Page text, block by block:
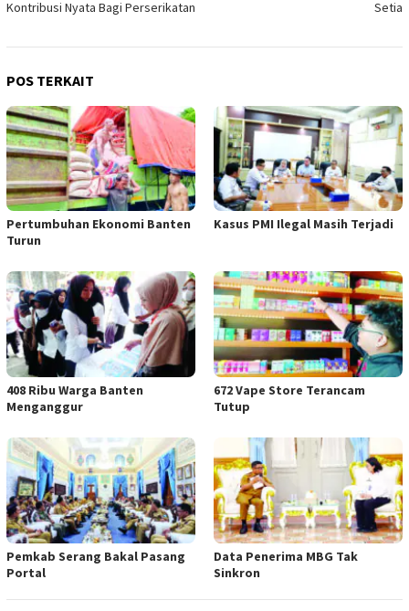
Kontribusi Nyata Bagi Perserikatan Setia
POS TERKAIT
Pertumbuhan Ekonomi Banten
Turun
Kasus PMI Ilegal Masih Terjadi
408 Ribu Warga Banten
Menganggur
672 Vape Store Terancam
Tutup
Pemkab Serang Bakal Pasang
Portal
Data Penerima MBG Tak
Sinkron